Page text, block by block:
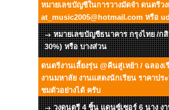
หมายเลขบัญชีในการวางมัดจำ ดนตรีว
at_music2005@hotmail.com หรือ
หมายเลขบัญชีธนาคาร กรุงไทย /ก
30%) หรือ บางส่วน
ดนตรีงานเลี้ยงรุ่น @คืนสู่เหย้า / ฉลอง
งานมหาลัย งานแสดงนักเรียน ราคาปร
ชมตัวอย่างได้ ครับ
วงดนตรี 4 ชิ้น แดนซ์เซอร์ 6 นาง ง